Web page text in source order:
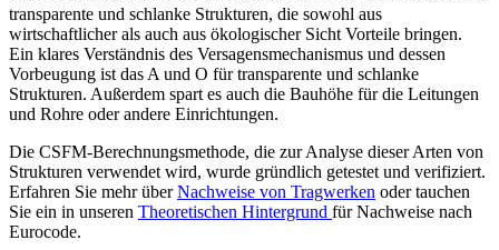
transparente und schlanke Strukturen, die sowohl aus
wirtschaftlicher als auch aus ökologischer Sicht Vorteile bringen.
Ein klares Verständnis des Versagensmechanismus und dessen
Vorbeugung ist das A und O für transparente und schlanke
Strukturen. Außerdem spart es auch die Bauhöhe für die Leitungen
und Rohre oder andere Einrichtungen.
Die CSFM-Berechnungsmethode, die zur Analyse dieser Arten von
Strukturen verwendet wird, wurde gründlich getestet und verifiziert.
Erfahren Sie mehr überNachweise von Tragwerken oder tauchen
Sie ein in unseren Theoretischen Hintergrund für Nachweise nach
Eurocode.